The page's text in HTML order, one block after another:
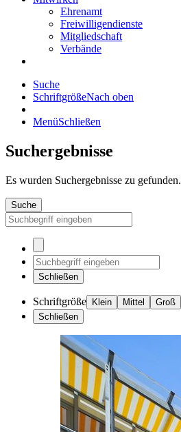
Ehrenamt
Freiwilligendienste
Mitgliedschaft
Verbände
Suche
SchriftgrößeNach oben
MenüSchließen
Suchergebnisse
Es wurden Suchergebnisse zu gefunden.
Suche
Schließen
Schriftgröße Klein Mittel
Groß
Schließen